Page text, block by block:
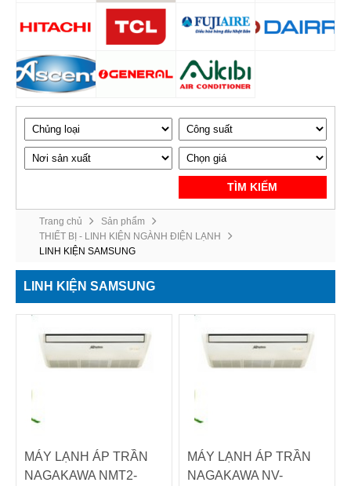
TÌM KIẾM
Trang chủ
Sản phẩm
THIẾT BỊ - LINH KIỆN NGÀNH ĐIỆN LẠNH
LINH KIỆN SAMSUNG
LINH KIỆN SAMSUNG
MÁY LẠNH ÁP TRẦN
NAGAKAWA NMT2-
MÁY LẠNH ÁP TRẦN
NAGAKAWA NV-